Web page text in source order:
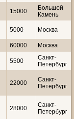
15000
Большой
Камень
5000 Москва
60000 Москва
5500
Санкт-
Петербург
22000
Санкт-
Петербург
28000
Санкт-
Петербург